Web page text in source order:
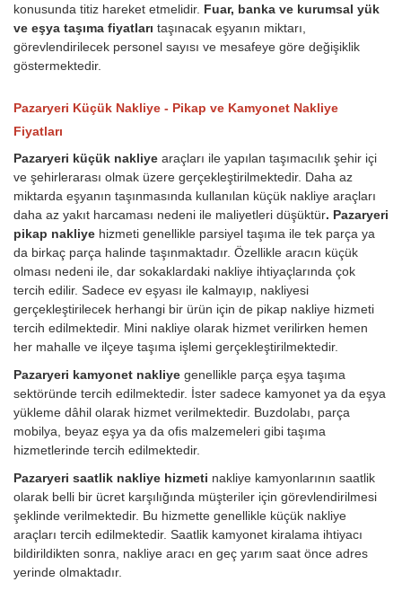
konusunda titiz hareket etmelidir. Fuar, banka ve kurumsal yük
ve eşya taşıma fiyatları taşınacak eşyanın miktarı,
görevlendirilecek personel sayısı ve mesafeye göre değişiklik
göstermektedir.
Pazaryeri Küçük Nakliye - Pikap ve Kamyonet Nakliye
Fiyatları
Pazaryeri küçük nakliye araçları ile yapılan taşımacılık şehir içi
ve şehirlerarası olmak üzere gerçekleştirilmektedir. Daha az
miktarda eşyanın taşınmasında kullanılan küçük nakliye araçları
daha az yakıt harcaması nedeni ile maliyetleri düşüktür. Pazaryeri
pikap nakliye hizmeti genellikle parsiyel taşıma ile tek parça ya
da birkaç parça halinde taşınmaktadır. Özellikle aracın küçük
olması nedeni ile, dar sokaklardaki nakliye ihtiyaçlarında çok
tercih edilir. Sadece ev eşyası ile kalmayıp, nakliyesi
gerçekleştirilecek herhangi bir ürün için de pikap nakliye hizmeti
tercih edilmektedir. Mini nakliye olarak hizmet verilirken hemen
her mahalle ve ilçeye taşıma işlemi gerçekleştirilmektedir.
Pazaryeri kamyonet nakliye genellikle parça eşya taşıma
sektöründe tercih edilmektedir. İster sadece kamyonet ya da eşya
yükleme dâhil olarak hizmet verilmektedir. Buzdolabı, parça
mobilya, beyaz eşya ya da ofis malzemeleri gibi taşıma
hizmetlerinde tercih edilmektedir.
Pazaryeri saatlik nakliye hizmeti nakliye kamyonlarının saatlik
olarak belli bir ücret karşılığında müşteriler için görevlendirilmesi
şeklinde verilmektedir. Bu hizmette genellikle küçük nakliye
araçları tercih edilmektedir. Saatlik kamyonet kiralama ihtiyacı
bildirildikten sonra, nakliye aracı en geç yarım saat önce adres
yerinde olmaktadır.